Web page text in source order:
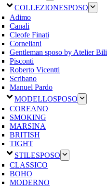
COLLEZIONESPOSO
Adimo
Canali
Cleofe Finati
Corneliani
Gentleman sposo by Atelier Bili
Pisconti
Roberto Vicentti
Scribano
Manuel Pardo
MODELLOSPOSO
COREANO
SMOKING
MARSINA
BRITISH
TIGHT
STILESPOSO
CLASSICO
BOHO
MODERNO